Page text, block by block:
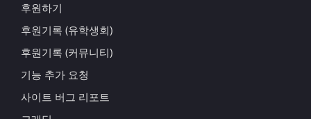
후원하기
후원기록 (유학생회)
후원기록 (커뮤니티)
기능 추가 요청
사이트 버그 리포트